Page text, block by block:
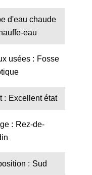
d'eau chaude
eau
usées
Fosse
Excellent état
Rez-de-
Sud